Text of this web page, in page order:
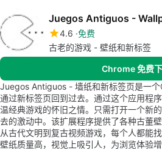
Juegos Antiguos -
4.6 免费
古老的游戏 - 壁纸和新标签
Chrome 免费
Juegos Antiguos - 墙纸和新标签页是一
通过新标签页回到过去。通过这个应用程
温经典游戏的怀旧之情。只需打开一个新
去的激动中。该扩展程序提供了各种古董
从古代文明到复古视频游戏，每个人都能
壁纸质量高，视觉上吸引人，为浏览体验